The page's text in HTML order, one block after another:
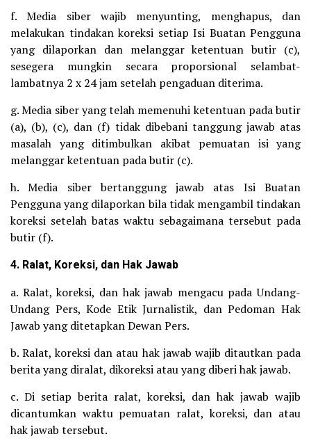
f. Media siber wajib menyunting, menghapus, dan
melakukan tindakan koreksi setiap Isi Buatan Pengguna
yang dilaporkan dan melanggar ketentuan butir (c),
sesegera mungkin secara proporsional selambat-
lambatnya 2 x 24 jam setelah pengaduan diterima.
g. Media siber yang telah memenuhi ketentuan pada butir
(a), (b), (c), dan (f) tidak dibebani tanggung jawab atas
masalah yang ditimbulkan akibat pemuatan isi yang
melanggar ketentuan pada butir (c).
h. Media siber bertanggung jawab atas Isi Buatan
Pengguna yang dilaporkan bila tidak mengambil tindakan
koreksi setelah batas waktu sebagaimana tersebut pada
butir (f).
4. Ralat, Koreksi, dan Hak Jawab
a. Ralat, koreksi, dan hak jawab mengacu pada Undang-
Undang Pers, Kode Etik Jurnalistik, dan Pedoman Hak
Jawab yang ditetapkan Dewan Pers.
b. Ralat, koreksi dan atau hak jawab wajib ditautkan pada
berita yang diralat, dikoreksi atau yang diberi hak jawab.
c. Di setiap berita ralat, koreksi, dan hak jawab wajib
dicantumkan waktu pemuatan ralat, koreksi, dan atau
hak jawab tersebut.